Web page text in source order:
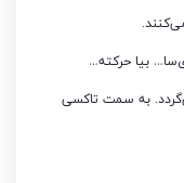
بیا حرکته…
به سمت تاکسی